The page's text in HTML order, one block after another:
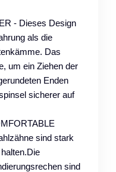
- Dieses Design
als die
Das
um ein Ziehen der
Enden
sicherer auf
sind stark
sind